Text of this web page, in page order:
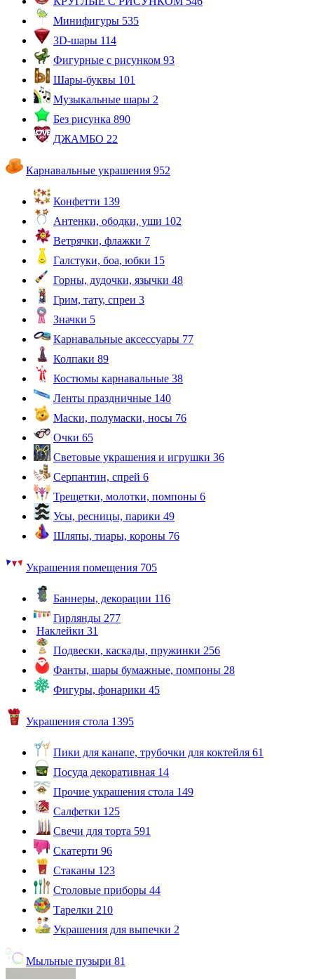
Минифигуры 535
3D-шары 114
Фигурные с рисунком 93
Шары-буквы 101
Музыкальные шары 2
Без рисунка 890
ДЖАМБО 22
Карнавальные украшения 952
Конфетти 139
Антенки, ободки, уши 102
Ветрячки, флажки 7
Галстуки, боа, юбки 15
Горны, дудочки, язычки 48
Грим, тату, спреи 3
Значки 5
Карнавальные аксессуары 77
Колпаки 89
Костюмы карнавальные 38
Ленты праздничные 140
Маски, полумаски, носы 76
Очки 65
Световые украшения и игрушки 36
Серпантин, спрей 6
Трещетки, молотки, помпоны 6
Усы, ресницы, парики 49
Шляпы, тиары, короны 76
Украшения помещения 705
Баннеры, декорации 116
Гирлянды 277
Наклейки 31
Подвески, каскады, пружинки 256
Фанты, шары бумажные, помпоны 28
Фигуры, фонарики 45
Украшения стола 1395
Пики для канапе, трубочки для коктейля 61
Посуда декоративная 14
Прочие украшения стола 149
Салфетки 125
Свечи для торта 591
Скатерти 96
Стаканы 123
Столовые приборы 44
Тарелки 210
Украшения для выпечки 2
Мыльные пузыри 81